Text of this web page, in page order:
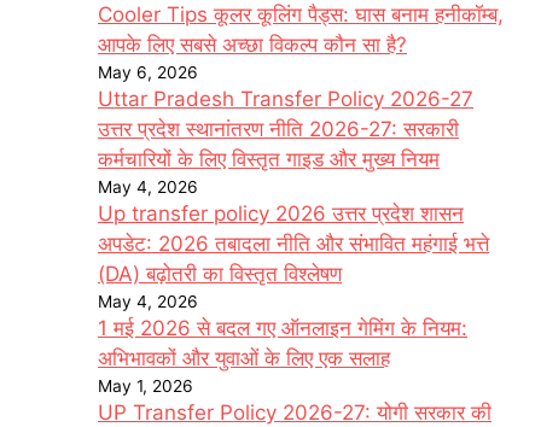
Cooler Tips कूलर कूलिंग पैड्स: घास बनाम हनीकॉम्ब,
आपके लिए सबसे अच्छा विकल्प कौन सा है?
May 6, 2026
Uttar Pradesh Transfer Policy 2026-27
उत्तर प्रदेश स्थानांतरण नीति 2026-27: सरकारी
कर्मचारियों के लिए विस्तृत गाइड और मुख्य नियम
May 4, 2026
Up transfer policy 2026 उत्तर प्रदेश शासन
अपडेट: 2026 तबादला नीति और संभावित महंगाई भत्ते
(DA) बढ़ोतरी का विस्तृत विश्लेषण
May 4, 2026
1 मई 2026 से बदल गए ऑनलाइन गेमिंग के नियम:
अभिभावकों और युवाओं के लिए एक सलाह
May 1, 2026
UP Transfer Policy 2026-27: योगी सरकार की